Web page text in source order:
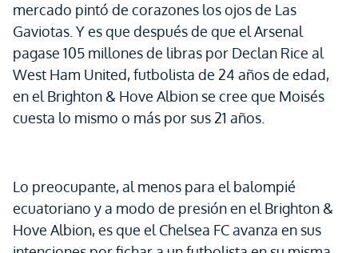
mercado pintó de corazones los ojos de Las
Gaviotas. Y es que después de que el Arsenal
pagase 105 millones de libras por Declan Rice al
West Ham United, futbolista de 24 años de edad,
en el Brighton & Hove Albion se cree que Moisés
cuesta lo mismo o más por sus 21 años.
Lo preocupante, al menos para el balompié
ecuatoriano y a modo de presión en el Brighton &
Hove Albion, es que el Chelsea FC avanza en sus